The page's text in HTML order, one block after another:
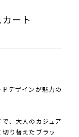
カート
デザインが魅力の
、大人のカジュア
り替えたブラッ